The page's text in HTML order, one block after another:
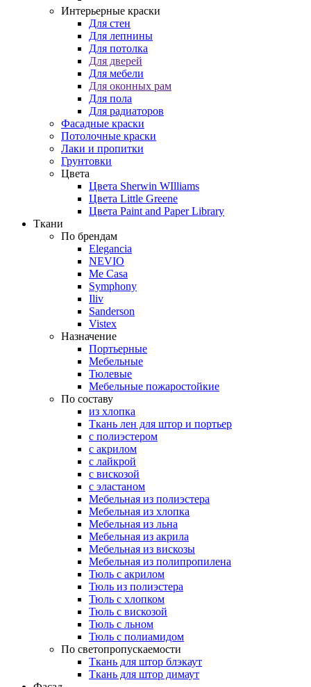
Интерьерные краски
Для стен
Для лепнины
Для потолка
Для дверей
Для мебели
Для оконных рам
Для пола
Для радиаторов
Фасадные краски
Потолочные краски
Лаки и пропитки
Грунтовки
Цвета
Цвета Sherwin WIlliams
Цвета Little Greene
Цвета Paint and Paper Library
Ткани
По брендам
Elegancia
NEVIO
Me Casa
Symphony
Iliv
Sanderson
Vistex
Назначение
Портьерные
Мебельные
Тюлевые
Мебельные пожаростойкие
По составу
из хлопка
Ткань лен для штор и портьер
с полиэстером
с акрилом
с лайкрой
с вискозой
с эластаном
Мебельная из полиэстера
Мебельная из хлопка
Мебельная из льна
Мебельная из акрила
Мебельная из вискозы
Мебельная из полипропилена
Тюль с акрилом
Тюль из полиэстера
Тюль с хлопком
Тюль с вискозой
Тюль с льном
Тюль с полиамидом
По светопропускаемости
Ткань для штор блэкаут
Ткань для штор димаут